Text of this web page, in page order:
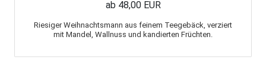
ab 48,00 EUR
Riesiger Weihnachtsmann aus feinem Teegebäck, verziert
mit Mandel, Wallnuss und kandierten Früchten.